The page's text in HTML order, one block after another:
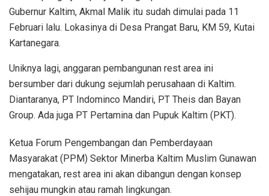
Gubernur Kaltim, Akmal Malik itu sudah dimulai pada 11
Februari lalu. Lokasinya di Desa Prangat Baru, KM 59, Kutai
Kartanegara.
Uniknya lagi, anggaran pembangunan rest area ini
bersumber dari dukung sejumlah perusahaan di Kaltim.
Diantaranya, PT Indominco Mandiri, PT Theis dan Bayan
Group. Ada juga PT Pertamina dan Pupuk Kaltim (PKT).
Ketua Forum Pengembangan dan Pemberdayaan
Masyarakat (PPM) Sektor Minerba Kaltim Muslim Gunawan
mengatakan, rest area ini akan dibangun dengan konsep
sehijau mungkin atau ramah lingkungan.